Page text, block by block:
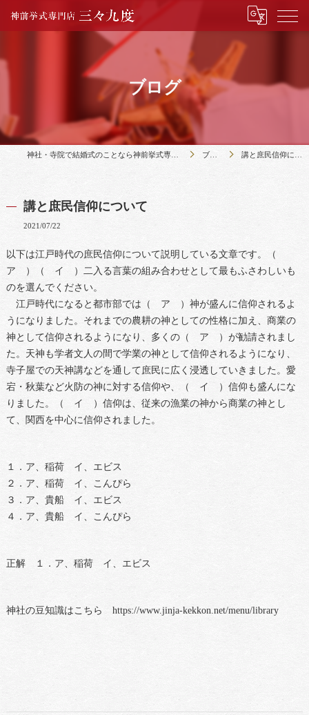
ブログ
神社・寺院で結婚式のことなら神前挙式専門店三々九度 ブログ 講と庶民信仰について
講と庶民信仰について
2021/07/22
以下は江戸時代の庶民信仰について説明している文章です。（
ア ）（ イ ）二入る言葉の組み合わせとして最もふさわしいも
のを選んでください。
江戸時代になると都市部では（ ア ）神が盛んに信仰されるよ
うになりました。それまでの農耕の神としての性格に加え、商業の
神として信仰されるようになり、多くの（ ア ）が勧請されまし
た。天神も学者文人の間で学業の神として信仰されるようになり、
寺子屋での天神講などを通して庶民に広く浸透していきました。愛
宕・秋葉など火防の神に対する信仰や、（ イ ）信仰も盛んにな
りました。（ イ ）信仰は、従来の漁業の神から商業の神とし
て、関西を中心に信仰されました。
１．ア、稲荷 イ、エビス
２．ア、稲荷 イ、こんぴら
３．ア、貴船 イ、エビス
４．ア、貴船 イ、こんぴら
正解 １．ア、稲荷 イ、エビス
神社の豆知識はこちら https://www.jinja-kekkon.net/menu/library